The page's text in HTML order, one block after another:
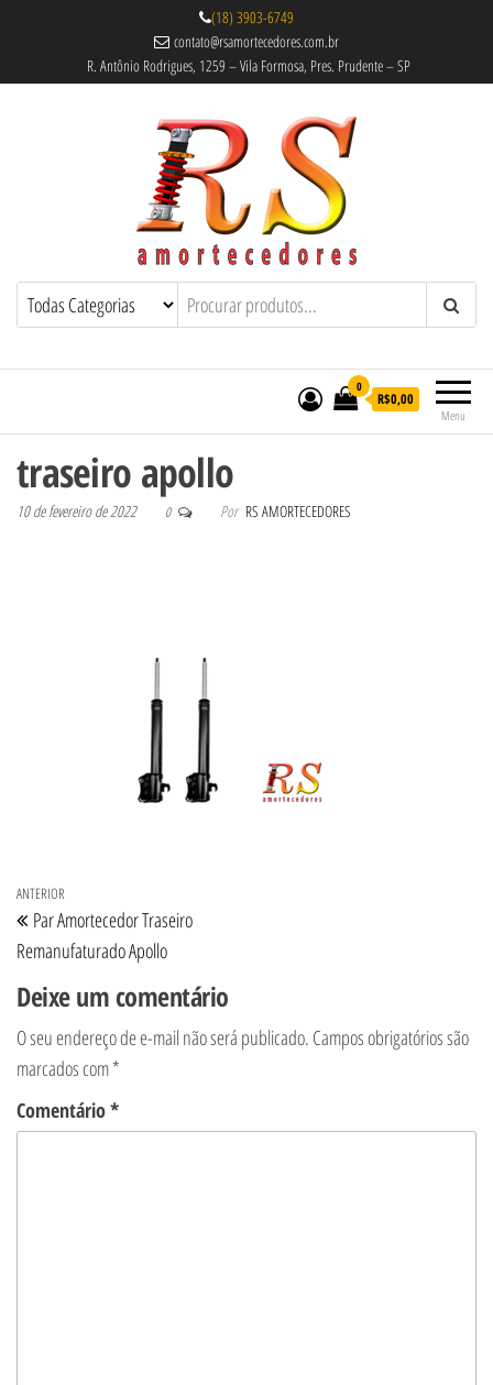
(18) 3903-6749
contato@rsamortecedores.com.br
R. Antônio Rodrigues, 1259 – Vila Formosa, Pres. Prudente – SP
Rs Amortecedores Recondicionados –
Suspensão e Molas
Amortecedores Recondicionados de
qualidade reconhecida.
Menu
0
R$0,00
traseiro apollo
10 de fevereiro de 2022 0 Por RS AMORTECEDORES
Navegação de Post
Post anterior
ANTERIOR
Par Amortecedor Traseiro
Remanufaturado Apollo
Deixe um comentário
O seu endereço de e-mail não será publicado. Campos obrigatórios são
marcados com*
Comentário*